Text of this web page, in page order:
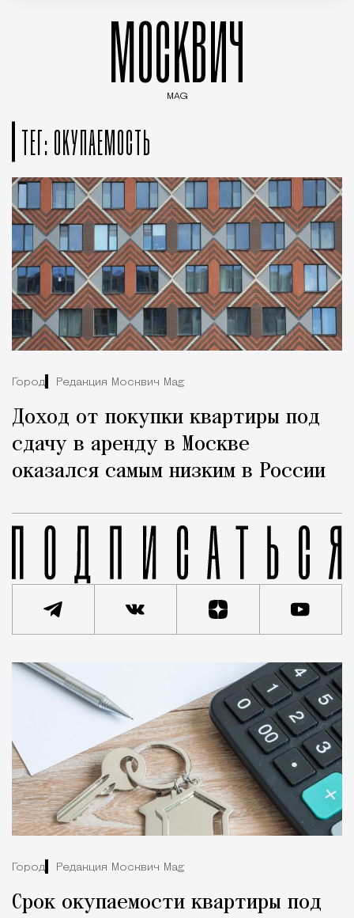
МОСКВИЧ
MAG
ТЕГ: ОКУПАЕМОСТЬ
Город Редакция Москвич Mag
Доход от покупки квартиры под
сдачу в аренду в Москве
оказался самым низким в России
Город Редакция Москвич Mag
Срок окупаемости квартиры под